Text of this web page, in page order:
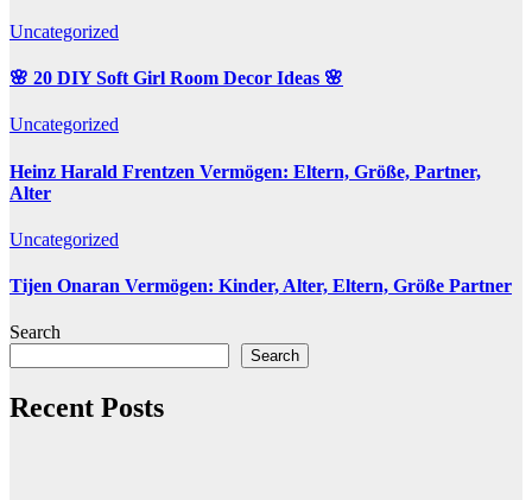
Uncategorized
🌸 20 DIY Soft Girl Room Decor Ideas 🌸
Uncategorized
Heinz Harald Frentzen Vermögen: Eltern, Größe, Partner,
Alter
Uncategorized
Tijen Onaran Vermögen: Kinder, Alter, Eltern, Größe Partner
Search
Search
Recent Posts